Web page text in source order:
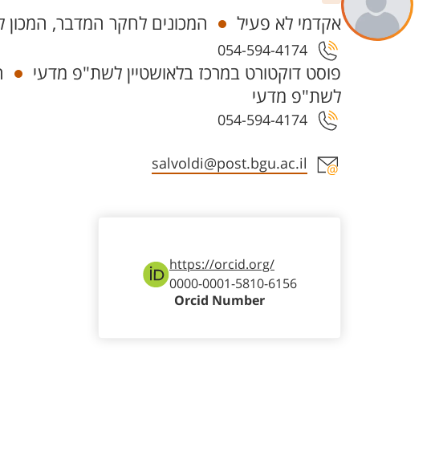
Departments
אקדמי לא פעיל המכונים לחקר המדבר, המכון
054-594-4174
פוסט דוקטורט במרכז בלאושטיין לשת"פ מדעי
לשת"פ מדעי
054-594-4174
Staff member contact section
salvoldi@post.bgu.ac.il
https://orcid.org/
0000-0001-5810-6156
Orcid Number